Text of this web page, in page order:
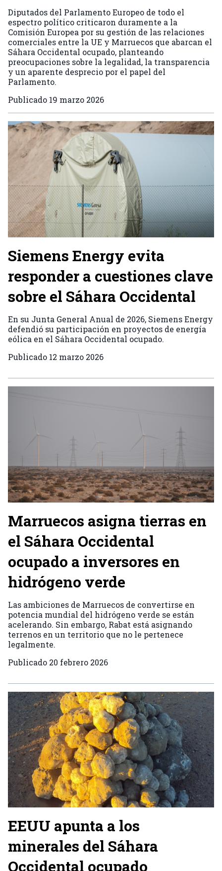
Diputados del Parlamento Europeo de todo el
espectro político criticaron duramente a la
Comisión Europea por su gestión de las relaciones
comerciales entre la UE y Marruecos que abarcan el
Sáhara Occidental ocupado, planteando
preocupaciones sobre la legalidad, la transparencia
y un aparente desprecio por el papel del
Parlamento.
Publicado 19 marzo 2026
Siemens Energy evita
responder a cuestiones clave
sobre el Sáhara Occidental
En su Junta General Anual de 2026, Siemens Energy
defendió su participación en proyectos de energía
eólica en el Sáhara Occidental ocupado.
Publicado 12 marzo 2026
Marruecos asigna tierras en
el Sáhara Occidental
ocupado a inversores en
hidrógeno verde
Las ambiciones de Marruecos de convertirse en
potencia mundial del hidrógeno verde se están
acelerando. Sin embargo, Rabat está asignando
terrenos en un territorio que no le pertenece
legalmente.
Publicado 20 febrero 2026
EEUU apunta a los
minerales del Sáhara
Occidental ocupado